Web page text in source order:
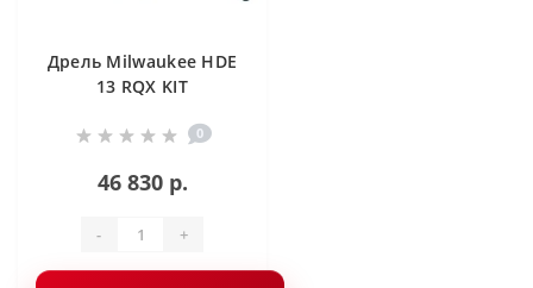
Дрель Milwaukee HDE
13 RQX KIT
0
46 830 р.
- +